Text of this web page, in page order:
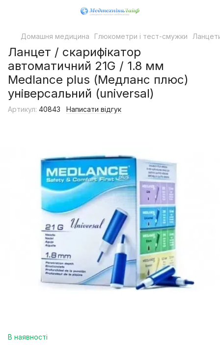
Домашня медицина Глюкометри і тест-смужки
Ланцет / скарифікатор
автоматичний 21G / 1.8 мм
Medlance plus (Медланс плюс)
універсальний (universal)
Артикул: 40843 Написати відгук
В наявності